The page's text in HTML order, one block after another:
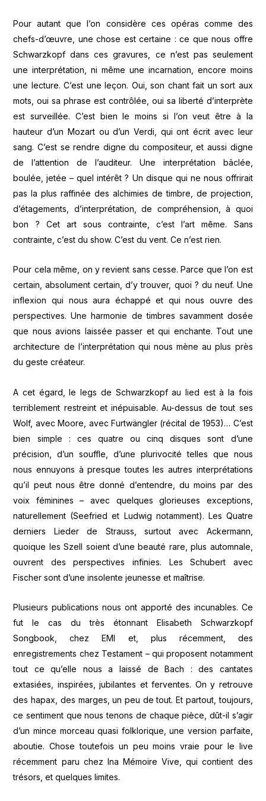
Pour autant que l’on considère ces opéras comme des
chefs-d’œuvre, une chose est certaine : ce que nous offre
Schwarzkopf dans ces gravures, ce n’est pas seulement
une interprétation, ni même une incarnation, encore moins
une lecture. C’est une leçon. Oui, son chant fait un sort aux
mots, oui sa phrase est contrôlée, oui sa liberté d’interprète
est surveillée. C’est bien le moins si l’on veut être à la
hauteur d’un Mozart ou d’un Verdi, qui ont écrit avec leur
sang. C’est se rendre digne du compositeur, et aussi digne
de l’attention de l’auditeur. Une interprétation bâclée,
boulée, jetée – quel intérêt ? Un disque qui ne nous offrirait
pas la plus raffinée des alchimies de timbre, de projection,
d’étagements, d’interprétation, de compréhension, à quoi
bon ? Cet art sous contrainte, c’est l’art même. Sans
contrainte, c’est du show. C’est du vent. Ce n’est rien.
Pour cela même, on y revient sans cesse. Parce que l’on est
certain, absolument certain, d’y trouver, quoi ? du neuf. Une
inflexion qui nous aura échappé et qui nous ouvre des
perspectives. Une harmonie de timbres savamment dosée
que nous avions laissée passer et qui enchante. Tout une
architecture de l’interprétation qui nous mène au plus près
du geste créateur.
A cet égard, le legs de Schwarzkopf au lied est à la fois
terriblement restreint et inépuisable. Au-dessus de tout ses
Wolf, avec Moore, avec Furtwängler (récital de 1953)… C’est
bien simple : ces quatre ou cinq disques sont d’une
précision, d’un souffle, d’une plurivocité telles que nous
nous ennuyons à presque toutes les autres interprétations
qu’il peut nous être donné d’entendre, du moins par des
voix féminines – avec quelques glorieuses exceptions,
naturellement (Seefried et Ludwig notamment). Les Quatre
derniers Lieder de Strauss, surtout avec Ackermann,
quoique les Szell soient d’une beauté rare, plus automnale,
ouvrent des perspectives infinies. Les Schubert avec
Fischer sont d’une insolente jeunesse et maîtrise.
Plusieurs publications nous ont apporté des incunables. Ce
fut le cas du très étonnant Elisabeth Schwarzkopf
Songbook, chez EMI et, plus récemment, des
enregistrements chez Testament – qui proposent notamment
tout ce qu’elle nous a laissé de Bach : des cantates
extasiées, inspirées, jubilantes et ferventes. On y retrouve
des hapax, des marges, un peu de tout. Et partout, toujours,
ce sentiment que nous tenons de chaque pièce, dût-il s’agir
d’un mince morceau quasi folklorique, une version parfaite,
aboutie. Chose toutefois un peu moins vraie pour le live
récemment paru chez Ina Mémoire Vive, qui contient des
trésors, et quelques limites.